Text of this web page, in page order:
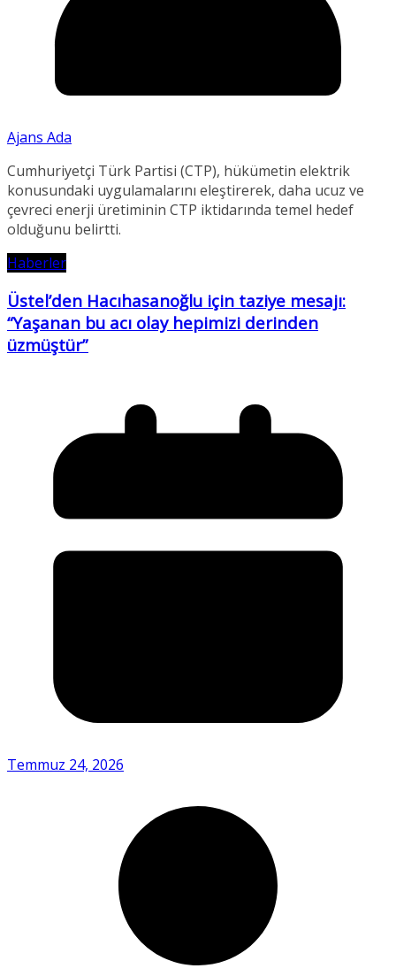
Ajans Ada
Cumhuriyetçi Türk Partisi (CTP), hükümetin elektrik
konusundaki uygulamalarını eleştirerek, daha ucuz ve
çevreci enerji üretiminin CTP iktidarında temel hedef
olduğunu belirtti.
Haberler
Üstel’den Hacıhasanoğlu için taziye mesajı:
“Yaşanan bu acı olay hepimizi derinden
üzmüştür”
Temmuz 24, 2026